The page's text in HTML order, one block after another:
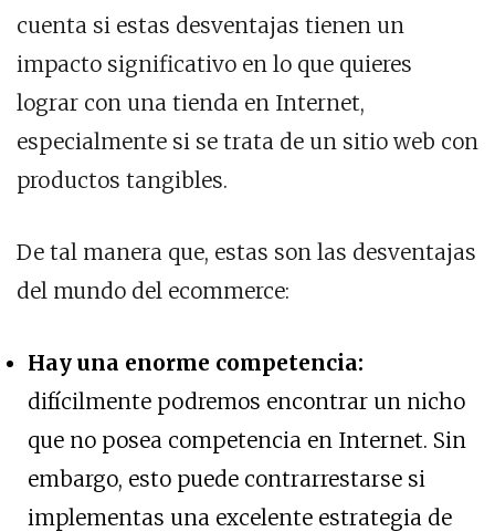
cuenta si estas desventajas tienen un
impacto significativo en lo que quieres
lograr con una tienda en Internet,
especialmente si se trata de un sitio web con
productos tangibles.
De tal manera que, estas son las desventajas
del mundo del ecommerce:
Hay una enorme competencia:
difícilmente podremos encontrar un nicho
que no posea competencia en Internet. Sin
embargo, esto puede contrarrestarse si
implementas una excelente estrategia de